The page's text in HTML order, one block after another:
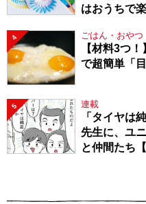
はおうちで
4 ごはん・おやつ
【材料3つ
で超簡単「
5 連載
「タイヤは
先生に、ユ
と仲間たち